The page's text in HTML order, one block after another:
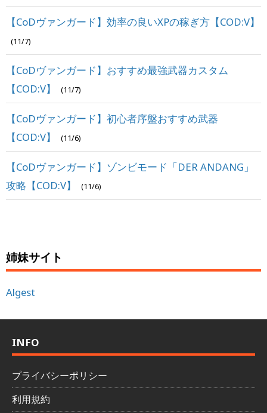
【CoDヴァンガード】効率の良いXPの稼ぎ方【COD:V】
(11/7)
【CoDヴァンガード】おすすめ最強武器カスタム
【COD:V】
(11/7)
【CoDヴァンガード】初心者序盤おすすめ武器
【COD:V】
(11/6)
【CoDヴァンガード】ゾンビモード「DER ANDANG」
攻略【COD:V】
(11/6)
姉妹サイト
Algest
INFO
プライバシーポリシー
利用規約